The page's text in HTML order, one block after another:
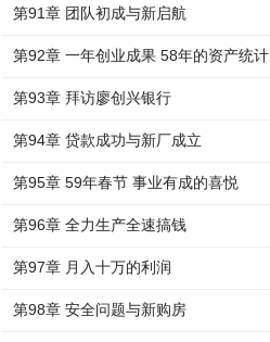
第91章 团队初成与新启航
第92章 一年创业成果 58年的资产统计
第93章 拜访廖创兴银行
第94章 贷款成功与新厂成立
第95章 59年春节 事业有成的喜悦
第96章 全力生产全速搞钱
第97章 月入十万的利润
第98章 安全问题与新购房